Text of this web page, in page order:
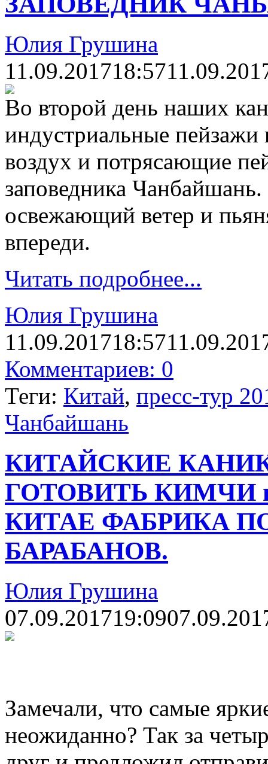
Юлия Грушина
11.09.201718:57
Во второй день наших
индустриальные
воздух и потрясающие
заповедника
освежающий ветер и
впереди.
Читать подробнее...
Юлия Грушина
11.09.201718:57
Комментариев: 0
Теги: Китай, пресс-тур
Чанбайшань
КИТАЙСКИЕ
ГОТОВИТЬ КИМЧИ
КИТАЕ ФАБРИКА
БАРАБАНОВ.
Юлия Грушина
07.09.201719:09
Замечали, что самые
неожиданно? Так за